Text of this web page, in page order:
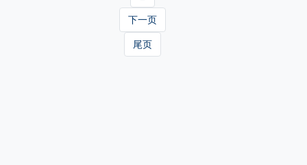
下一页
尾页